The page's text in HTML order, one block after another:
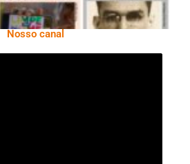
Nosso canal